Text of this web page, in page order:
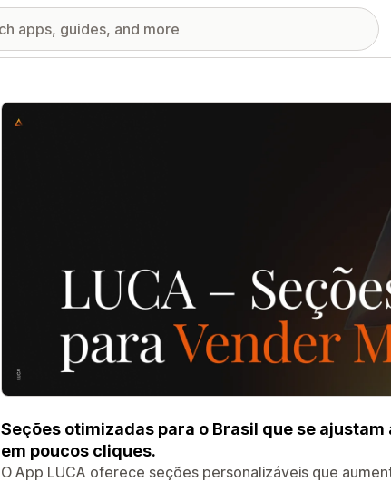
Featured images gallery
Seções otimizadas para o Brasil que se
em poucos cliques.
O App LUCA oferece seções personalizáveis que